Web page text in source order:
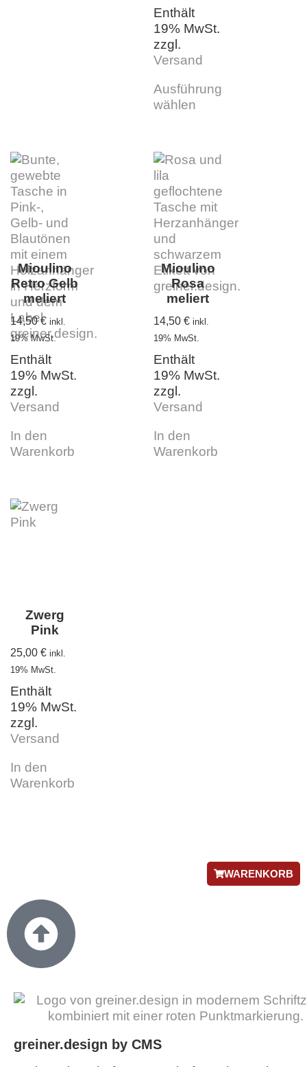
Enthält
19% MwSt.
zzgl.
Versand
Ausführung
wählen
Mioulino
Retro Gelb
meliert
14,50€ inkl.
19% MwSt.
Enthält
19% MwSt.
zzgl.
Versand
In den
Warenkorb
Mioulino
Rosa
meliert
14,50 € inkl.
19% MwSt.
Enthält
19% MwSt.
zzgl.
Versand
In den
Warenkorb
Zwerg
Pink
25,00 € inkl.
19% MwSt.
Enthält
19% MwSt.
zzgl.
Versand
In den
Warenkorb
WARENKORB
greiner.design by CMS